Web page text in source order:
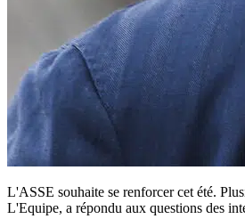
L'ASSE souhaite se renforcer cet été.
L'Equipe, a répondu aux questions des